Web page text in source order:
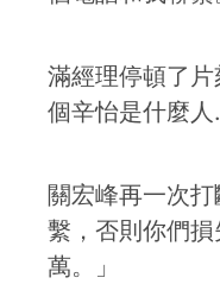
滿經理停頓了
個辛怡是什麼人
關宏峰再一次
繫，否則你們
萬。」